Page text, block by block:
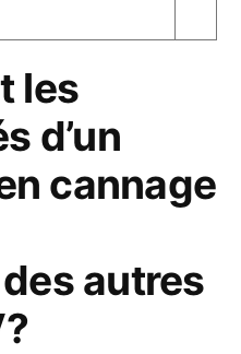
les
d’un
cannage
autres